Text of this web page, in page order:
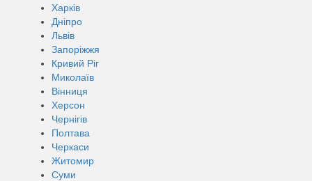
Харків
Дніпро
Львів
Запоріжжя
Кривий Ріг
Миколаїв
Вінниця
Херсон
Чернігів
Полтава
Черкаси
Житомир
Суми